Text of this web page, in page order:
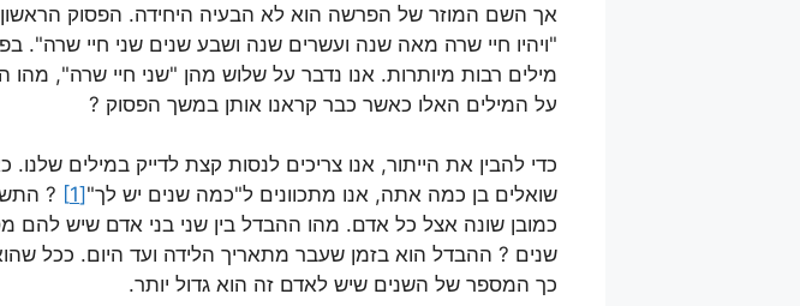
אך השם המוזר של הפרשה הוא לא הבעיה היחידה. הפסוק
"ויהיו חיי שרה מאה שנה ועשרים שנה ושבע שנים שני חיי שרה".
מילים רבות מיותרות. אנו נדבר על שלוש מהן "שני חיי שרה", מהו
על המילים האלו כאשר כבר קראנו אותן במשך הפסוק ?
כדי להבין את הייתור, אנו צריכים לנסות קצת לדייק במילים שלנו.
שואלים בן כמה אתה, אנו מתכוונים ל"כמה שנים יש לך" [1]
?
כמובן שונה אצל כל אדם. מהו ההבדל בין שני בני אדם שיש להם
שנים ? ההבדל הוא בזמן שעבר מתאריך הלידה ועד היום. ככל
כך המספר של השנים שיש לאדם זה הוא גדול יותר.